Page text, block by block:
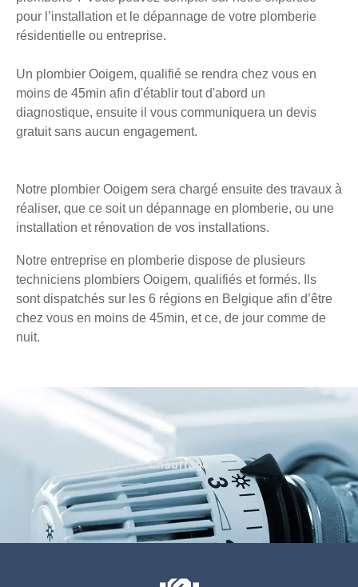
pour l’installation et le dépannage de votre plomberie
résidentielle ou entreprise.
Un plombier Ooigem, qualifié se rendra chez vous en
moins de 45min afin d'établir tout d'abord un
diagnostique, ensuite il vous communiquera un devis
gratuit sans aucun engagement.
Notre plombier Ooigem sera chargé ensuite des travaux à
réaliser, que ce soit un dépannage en plomberie, ou une
installation et rénovation de vos installations.
Notre entreprise en plomberie dispose de plusieurs
techniciens plombiers Ooigem, qualifiés et formés. Ils
sont dispatchés sur les 6 régions en Belgique afin d’être
chez vous en moins de 45min, et ce, de jour comme de
nuit.
Chauffage